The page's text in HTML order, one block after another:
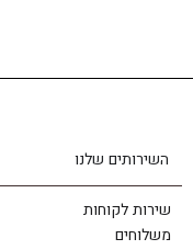
שירות לקוחות
השירותים שלנו
שירות לקוחות
משלוחים